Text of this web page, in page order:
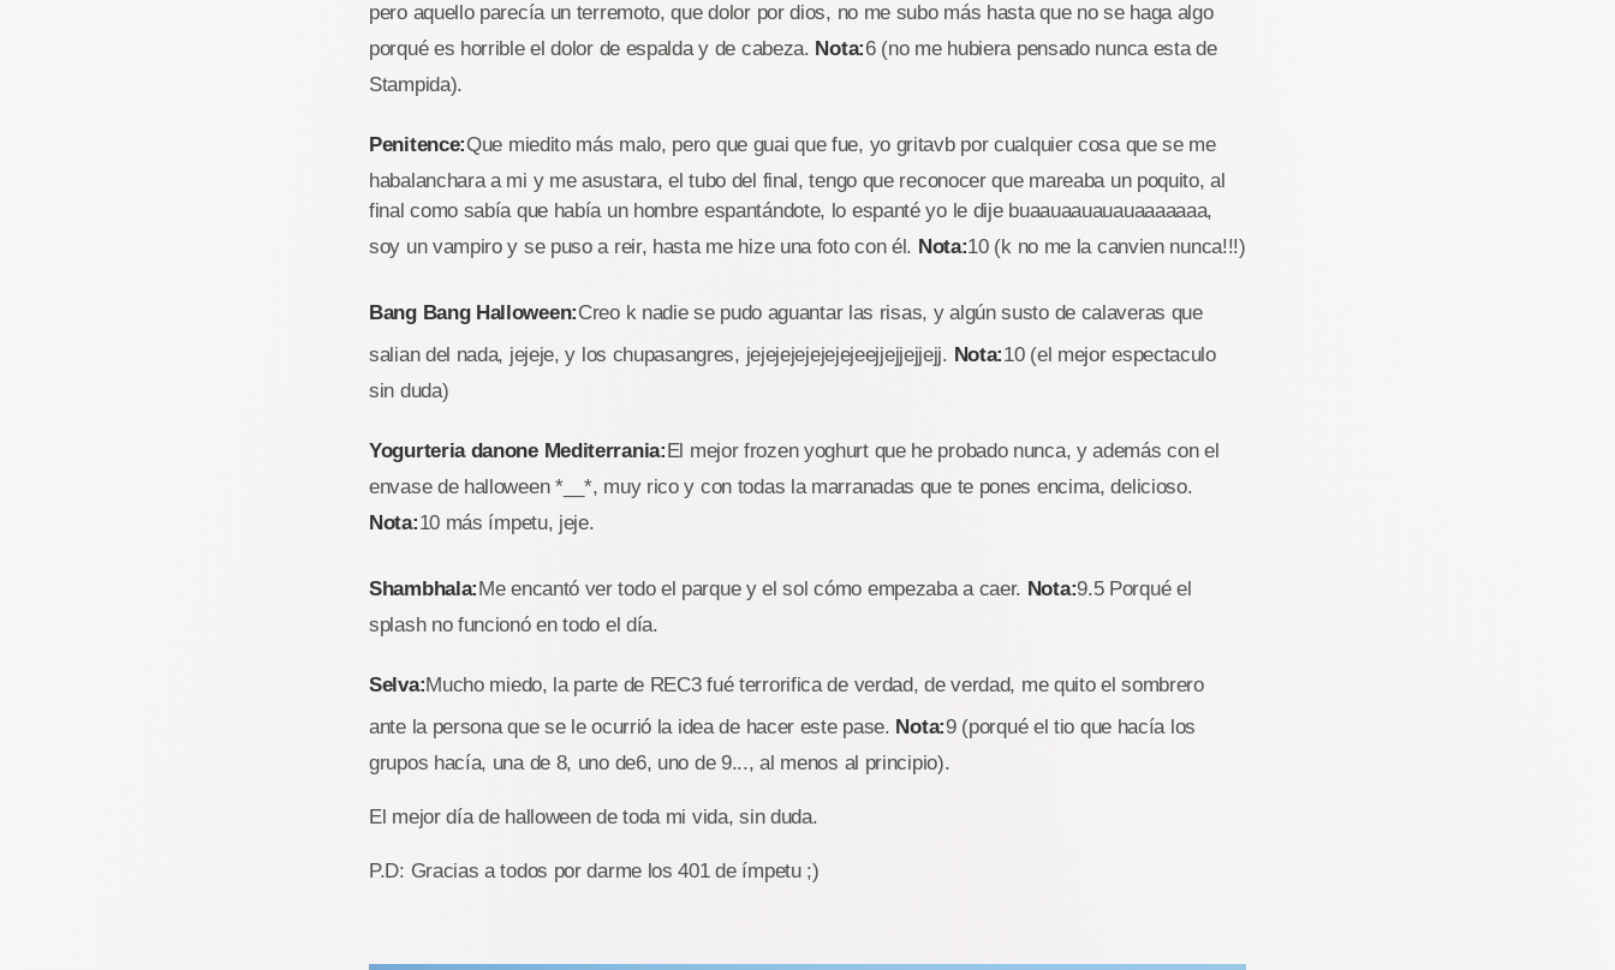
pero aquello parecía un terremoto, que dolor por dios, no me subo más hasta que no se haga algo
porqué es horrible el dolor de espalda y de cabeza. Nota:6 (no me hubiera pensado nunca esta de
Stampida).
Penitence:Que miedito más malo, pero que guai que fue, yo gritavb por cualquier cosa que se me
habalanchara a mi y me asustara, el tubo del final, tengo que reconocer que mareaba un poquito, al
final como sabía que había un hombre espantándote, lo espanté yo le dije buaauaauauauaaaaaaa,
soy un vampiro y se puso a reir, hasta me hize una foto con él. Nota:10 (k no me la canvien nunca!!!)
Bang Bang Halloween:Creo k nadie se pudo aguantar las risas, y algún susto de calaveras que
salian del nada, jejeje, y los chupasangres, jejejejejejejejeejjejjejjejj. Nota:10 (el mejor espectaculo
sin duda)
Yogurteria danone Mediterrania:El mejor frozen yoghurt que he probado nunca, y además con el
envase de halloween *__*, muy rico y con todas la marranadas que te pones encima, delicioso.
Nota:10 más ímpetu, jeje.
Shambhala:Me encantó ver todo el parque y el sol cómo empezaba a caer. Nota:9.5 Porqué el
splash no funcionó en todo el día.
Selva:Mucho miedo, la parte de REC3 fué terrorifica de verdad, de verdad, me quito el sombrero
ante la persona que se le ocurrió la idea de hacer este pase. Nota:9 (porqué el tio que hacía los
grupos hacía, una de 8, uno de6, uno de 9..., al menos al principio).
El mejor día de halloween de toda mi vida, sin duda.
P.D: Gracias a todos por darme los 401 de ímpetu ;)